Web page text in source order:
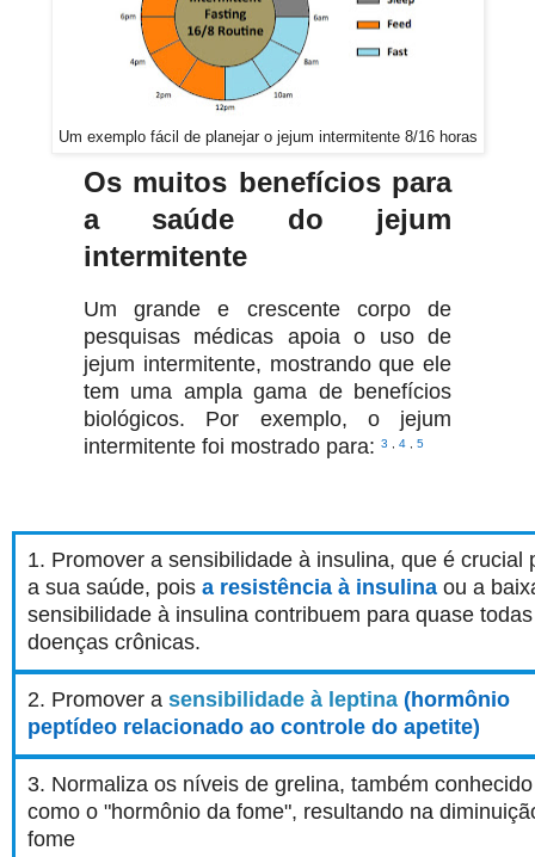
Um exemplo fácil de planejar o jejum intermitente 8/16 horas
Os muitos benefícios para
a saúde do jejum
intermitente
Um grande e crescente corpo de
pesquisas médicas apoia o uso de
jejum intermitente, mostrando que ele
tem uma ampla gama de benefícios
biológicos. Por exemplo, o jejum
intermitente foi mostrado para: 3 4 5
1. Promover a sensibilidade à insulina, que é crucial
a sua saúde, poisa resistência à insulina ou a
sensibilidade à insulina contribuem para quase
doenças crônicas.
2. Promover asensibilidade à leptina (hormônio
peptídeo relacionado ao controle do apetite)
3. Normaliza os níveis de grelina, também conhecido
como o "hormônio da fome", resultando na
fome